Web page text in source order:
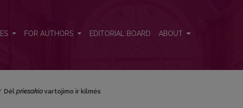
FOR AUTHORS EDITORIAL BOARD ABOUT
Dėl priesakiovartojimo ir kilmės